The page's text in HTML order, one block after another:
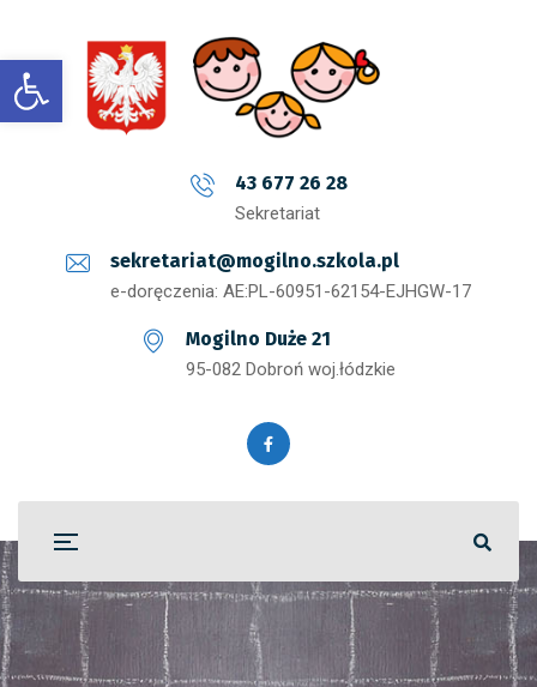
Open toolbar
43 677 26 28
Sekretariat
sekretariat@mogilno.szkola.pl
e-doręczenia: AE:PL-60951-62154-EJHGW-17
Mogilno Duże 21
95-082 Dobroń woj.łódzkie